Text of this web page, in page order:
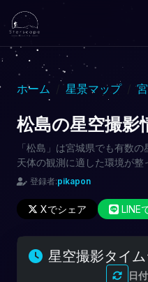
ホーム 星景マップ
松島の星空撮影
「松島」は宮城県でも有数
天体の観測に適した環境が整
登録者:pikapon
Xでシェア LINE
星空撮影タイ
日